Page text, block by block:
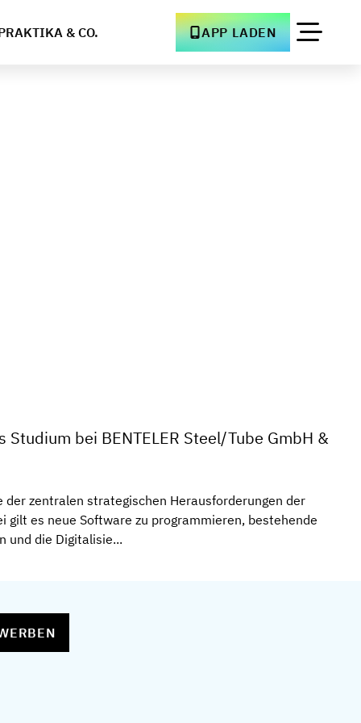
& CO. APP LADEN
Studium bei BENTELER Steel/Tube GmbH &
der zentralen strategischen Herausforderungen der
gilt es neue Software zu programmieren, bestehende
und die Digitalisie...